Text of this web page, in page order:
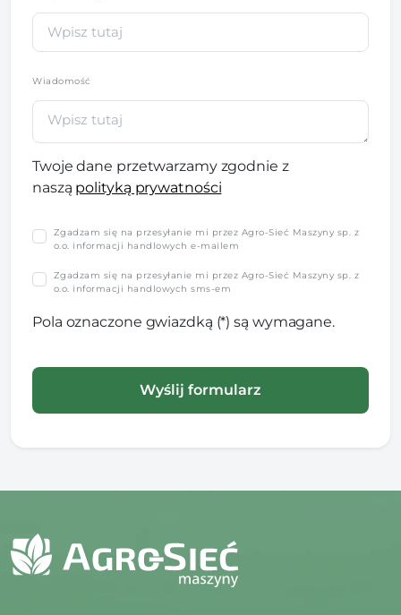
Wiadomość
Twoje dane przetwarzamy zgodnie z
naszą polityką prywatności
Zgadzam się na przesyłanie mi przez Agro-Sieć Maszyny sp. z
o.o. informacji handlowych e-mailem
Zgadzam się na przesyłanie mi przez Agro-Sieć Maszyny sp. z
o.o. informacji handlowych sms-em
Pola oznaczone gwiazdką (*) są wymagane.